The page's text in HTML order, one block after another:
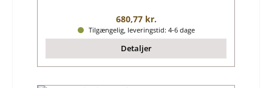
Almindelig pris:
680,77 kr.
Tilgængelig, leveringstid: 4-6 dage
Detaljer